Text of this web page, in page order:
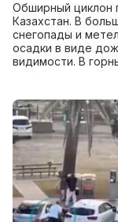
Обширный циклон
Казахстан. В
снегопады и
осадки в виде
видимости. В